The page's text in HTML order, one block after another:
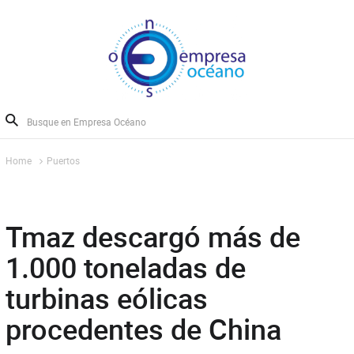
Home Puertos
Tmaz descargó más de
1.000 toneladas de
turbinas eólicas
procedentes de China